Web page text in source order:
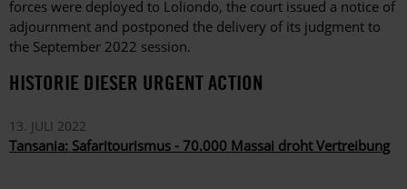
forces were deployed to Loliondo, the court issued a notice of
adjournment and postponed the delivery of its judgment to
the September 2022 session.
HISTORIE DIESER URGENT ACTION
13. JULI 2022
Tansania: Safaritourismus - 70.000 Massai droht Vertreibung